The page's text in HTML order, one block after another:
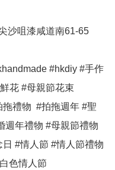
沙咀漆咸道南61-65
#hkdiy #手作
花 #母親節花束
禮物  #拍拖週年 #聖
週年禮物 #母親節禮物
#情人節 #情人節禮物
色情人節